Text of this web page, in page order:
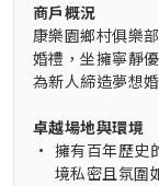
商戶概況
康樂園鄉村俱樂
婚禮，坐擁寧靜
為新人締造夢想婚
卓越場地與環境
• 擁有百年歷史
境私密且氛圍